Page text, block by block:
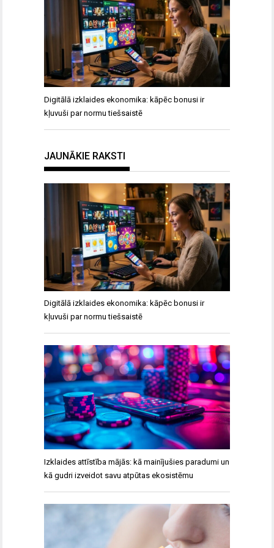
Digitālā izklaides ekonomika: kāpēc bonusi ir
kļuvuši par normu tiešsaistē
JAUNĀKIE RAKSTI
Digitālā izklaides ekonomika: kāpēc bonusi ir
kļuvuši par normu tiešsaistē
Izklaides attīstība mājās: kā mainījušies paradumi un
kā gudri izveidot savu atpūtas ekosistēmu